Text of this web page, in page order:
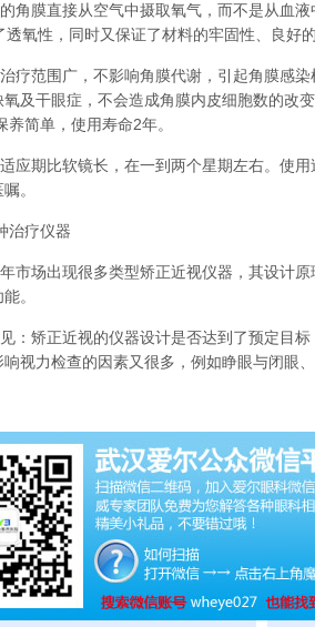
膜直接从空气中摄取氧气，而不是从血液
透氧性，同时又保证了材料的牢固性、良好
范围广，不影响角膜代谢，引起角膜感染
氧及干眼症，不会造成角膜内皮细胞数的改
养简单，使用寿命2年。
期比软镜长，在一到两个星期左右。使用
。
疗仪器
场出现很多类型矫正近视仪器，其设计原
。
矫正近视的仪器设计是否达到了预定目标
视力检查的因素又很多，例如睁眼与闭眼